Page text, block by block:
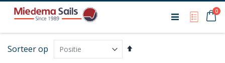
My0
Sorteer op
Van